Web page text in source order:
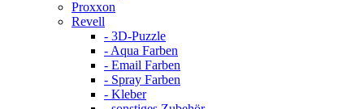
Proxxon
Revell
- 3D-Puzzle
- Aqua Farben
- Email Farben
- Spray Farben
- Kleber